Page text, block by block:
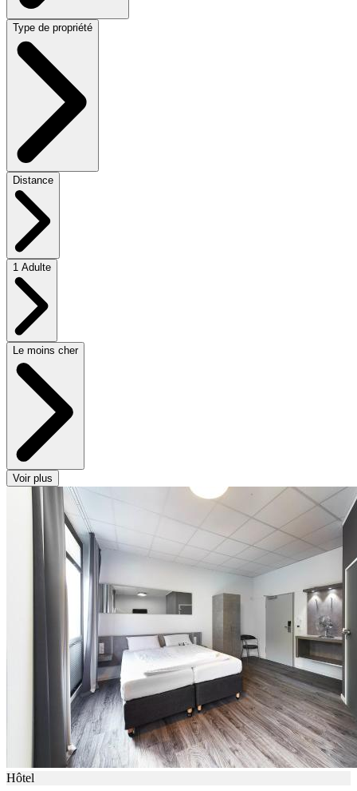
Type de propriété
Distance
1 Adulte
Le moins cher
Voir plus
Hôtel